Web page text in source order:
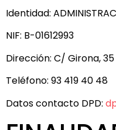
Identidad:
NIF: B-01612993
Dirección: C/ Girona,
Teléfono: 93 419 40 48
Datos contacto DPD: